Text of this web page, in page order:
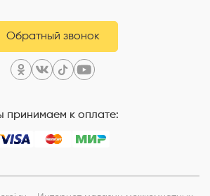
Обратный звонок
принимаем к оплате: